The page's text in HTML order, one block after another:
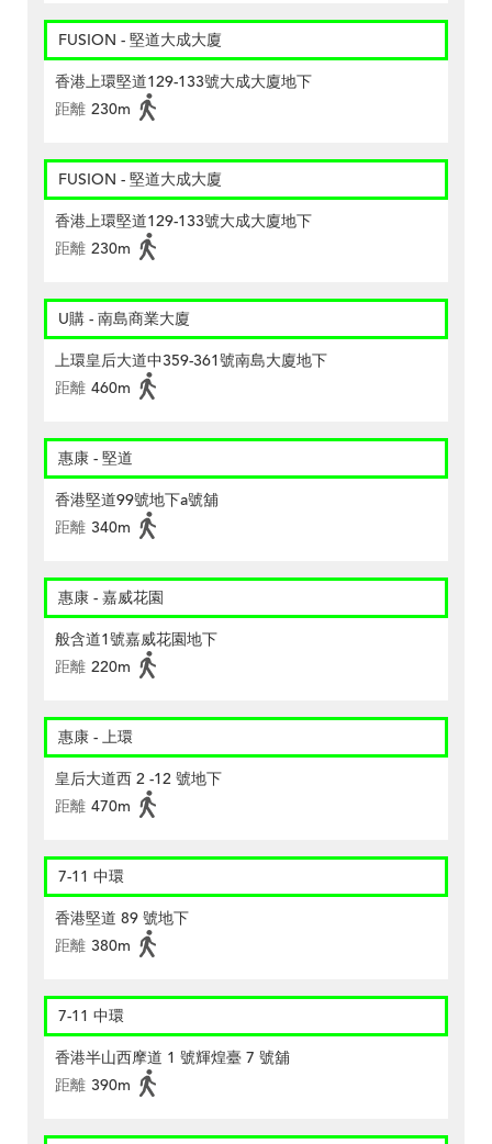
FUSION - 堅道大成大廈
香港上環堅道129-133號大成大廈地下
距離 230m
FUSION - 堅道大成大廈
香港上環堅道129-133號大成大廈地下
距離 230m
U購 - 南島商業大廈
上環皇后大道中359-361號南島大廈地下
距離 460m
惠康 - 堅道
香港堅道99號地下a號舖
距離 340m
惠康 - 嘉威花園
般含道1號嘉威花園地下
距離 220m
惠康 - 上環
皇后大道西 2 -12 號地下
距離 470m
7-11 中環
香港堅道 89 號地下
距離 380m
7-11 中環
香港半山西摩道 1 號輝煌臺 7 號舖
距離 390m